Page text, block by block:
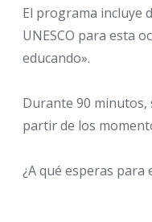
El programa incluye
UNESCO para esta
educando».
Durante 90 minutos,
partir de los
¿A qué esperas para